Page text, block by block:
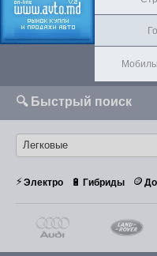
🔍 Быстрый поиск
⚡Электро 🔋 Гибриды 🪙